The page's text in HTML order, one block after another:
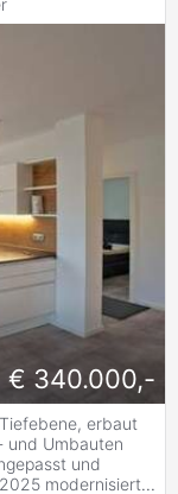
€ 340.000,-
erbaut
und Umbauten
und
modernisiert...